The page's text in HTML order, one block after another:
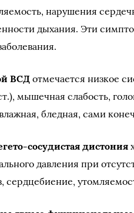
нарушения
дыхания. Эти
ВСД отмечается низкое
мышечная слабость,
бледная, сами
сосудистая дистония
давления при
сердцебиение,